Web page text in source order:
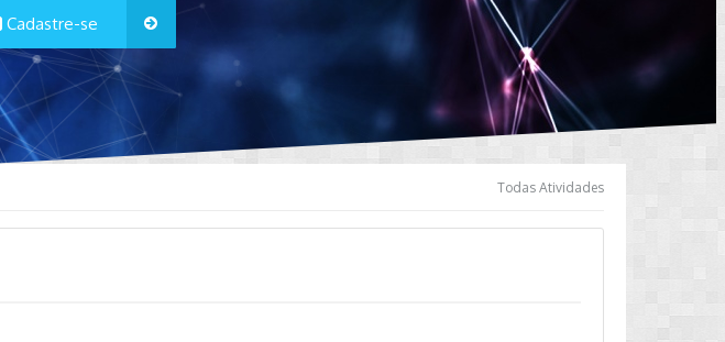
Cadastre-se
Todas Atividades